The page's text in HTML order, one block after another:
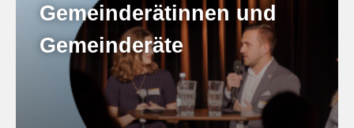
Gemeinderätinnen und
Gemeinderäte